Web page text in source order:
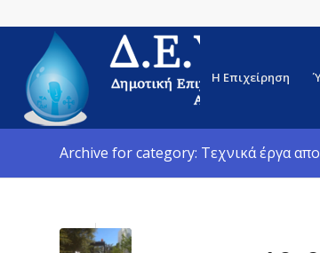
Η Επιχείρηση
Archive for category: Τεχνικά έργα